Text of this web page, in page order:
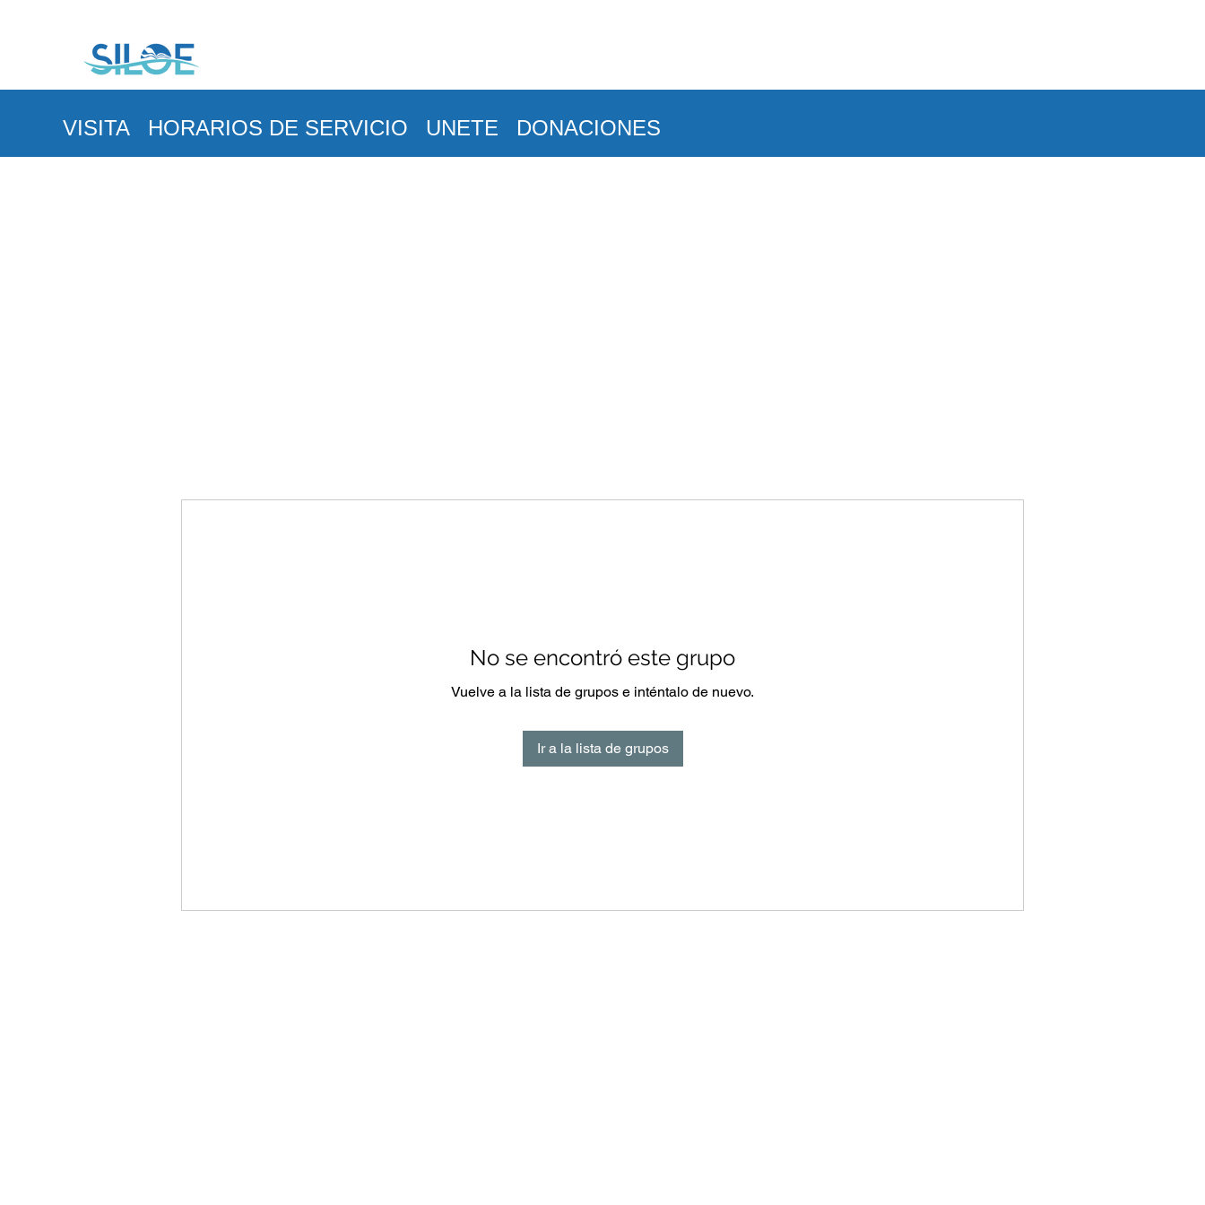
VISITA HORARIOS DE SERVICIO UNETE DONACIONES
No se encontró este grupo
Vuelve a la lista de grupos e inténtalo de nuevo.
Ir a la lista de grupos